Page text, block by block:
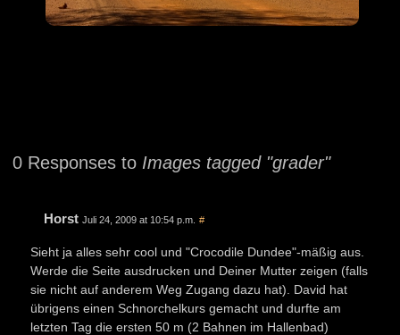
0 Responses to Images tagged "grader"
Horst Juli 24, 2009 at 10:54 p.m. #
Sieht ja alles sehr cool und "Crocodile Dundee"-mäßig aus.
Werde die Seite ausdrucken und Deiner Mutter zeigen (falls
sie nicht auf anderem Weg Zugang dazu hat). David hat
übrigens einen Schnorchelkurs gemacht und durfte am
letzten Tag die ersten 50 m (2 Bahnen im Hallenbad)